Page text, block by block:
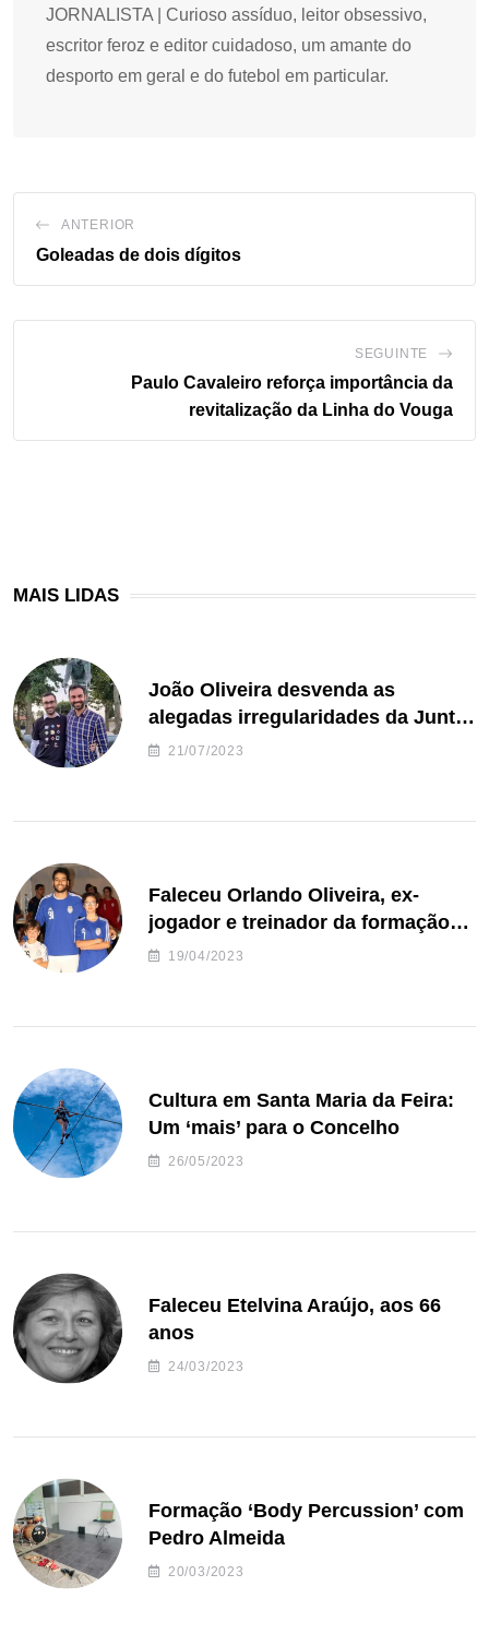
JORNALISTA | Curioso assíduo, leitor obsessivo,
escritor feroz e editor cuidadoso, um amante do
desporto em geral e do futebol em particular.
ANTERIOR
Goleadas de dois dígitos
SEGUINTE
Paulo Cavaleiro reforça importância da
revitalização da Linha do Vouga
MAIS LIDAS
João Oliveira desvenda as
alegadas irregularidades da Junta
de Freguesia S. João de Ver
21/07/2023
Faleceu Orlando Oliveira, ex-
jogador e treinador da formação
de andebol do Feirense
19/04/2023
Cultura em Santa Maria da Feira:
Um ‘mais’ para o Concelho
26/05/2023
Faleceu Etelvina Araújo, aos 66
anos
24/03/2023
Formação ‘Body Percussion’ com
Pedro Almeida
20/03/2023